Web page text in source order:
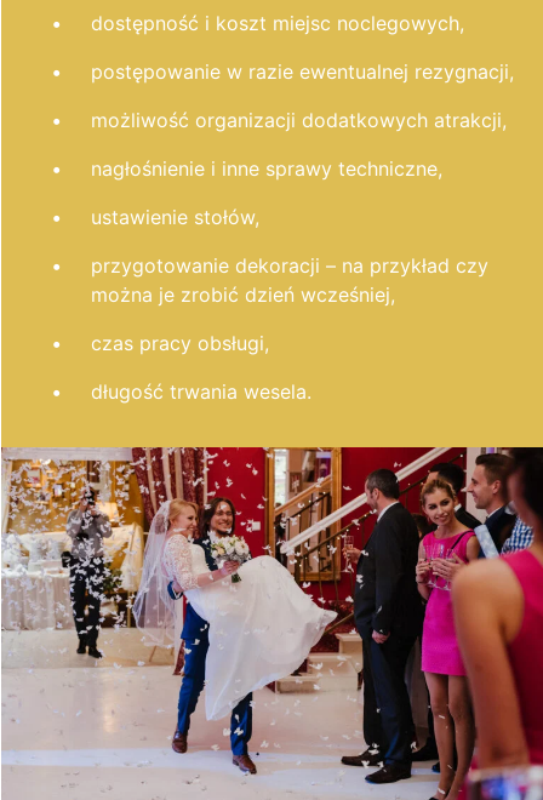
dostępność i koszt miejsc noclegowych,
postępowanie w razie ewentualnej rezygnacji,
możliwość organizacji dodatkowych atrakcji,
nagłośnienie i inne sprawy techniczne,
ustawienie stołów,
przygotowanie dekoracji – na przykład czy
można je zrobić dzień wcześniej,
czas pracy obsługi,
długość trwania wesela.